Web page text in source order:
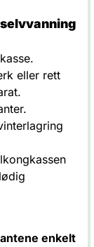
eller rett
enkelt